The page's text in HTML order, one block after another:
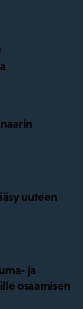
uuteen
ja
osaamisen